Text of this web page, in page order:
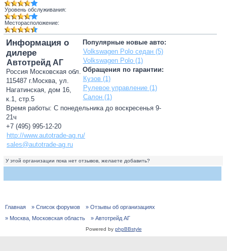
Уровень обслуживания:
Месторасположение:
Популярные новые авто:
Volkswagen Polo седан (5)
Volkswagen Polo (1)
Обращения по гарантии:
Кузов (1)
Рулевое управление (1)
Салон (1)
Информация о
дилере
Автотрейд АГ
Россия Московская обл.
115487 г.Москва, ул.
Нагатинская, дом 16,
к.1, стр.5
Время работы: С понедельника до воскресенья 9-
21ч
+7 (495) 995-12-20
http://www.autotrade-ag.ru/
sales@autotrade-ag.ru
У этой организации пока нет отзывов, желаете добавить?
Главная » Список форумов
» Отзывы об организациях
» Москва, Московская область
» Автотрейд АГ
Powered by phpBBstyle